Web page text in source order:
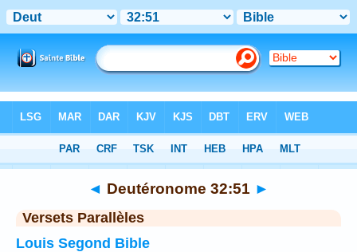
>Chapitre 32 > Verset 51
◄ Deutéronome 32:51 ►
Versets Parallèles
Louis Segond Bible